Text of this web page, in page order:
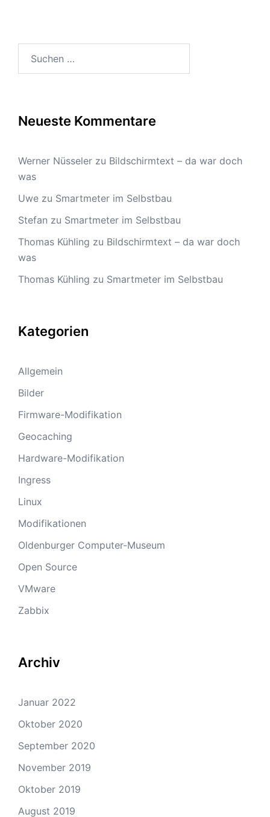
Neueste Kommentare
Werner Nüsseler zu Bildschirmtext – da war doch
was
Uwe zu Smartmeter im Selbstbau
Stefan zu Smartmeter im Selbstbau
Thomas Kühling zu Bildschirmtext – da war doch
was
Thomas Kühling zu Smartmeter im Selbstbau
Kategorien
Allgemein
Bilder
Firmware-Modifikation
Geocaching
Hardware-Modifikation
Ingress
Linux
Modifikationen
Oldenburger Computer-Museum
Open Source
VMware
Zabbix
Archiv
Januar 2022
Oktober 2020
September 2020
November 2019
Oktober 2019
August 2019